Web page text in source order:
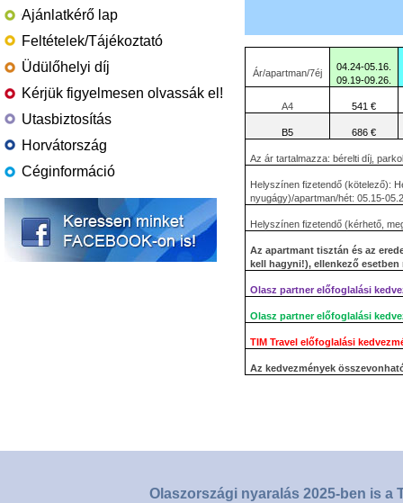
Ár/apartman/7éj
04.24-05.16.
09.19-09.26.
A4 541 €
B5 686 €
Az ár tartalmazza: bérelti díj,
Helyszínen fizetendő (kötelező):
nyugágy)/apartman/hét: 05.15-
Helyszínen fizetendő (kérhető,
Az apartmant tisztán és az
kell hagyni!), ellenkező
Olasz partner előfoglalási
Olasz partner előfoglalási
TIM Travel előfoglalási
Az kedvezmények
Ajánlatkérő lap
Feltételek/Tájékoztató
Üdülőhelyi díj
Kérjük figyelmesen olvassák el!
Utasbiztosítás
Horvátország
Céginformáció
Olaszországi nyaralás 2025-ben is a